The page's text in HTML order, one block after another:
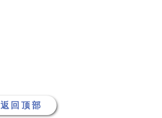
返回顶部